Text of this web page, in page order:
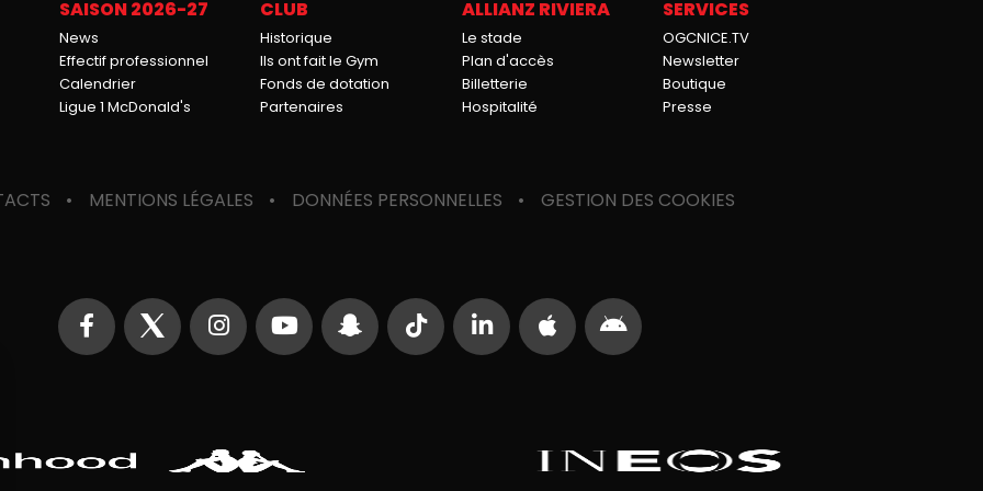
SAISON 2026-27
News
Effectif professionnel
Calendrier
Ligue 1 McDonald's
CLUB
Historique
Ils ont fait le Gym
Fonds de dotation
Partenaires
ALLIANZ RIVIERA
Le stade
Plan d'accès
Billetterie
Hospitalité
SERVICES
OGCNICE.TV
Newsletter
Boutique
Presse
MENTIONS LÉGALES DONNÉES PERSONNELLES GESTION DES COOKIES